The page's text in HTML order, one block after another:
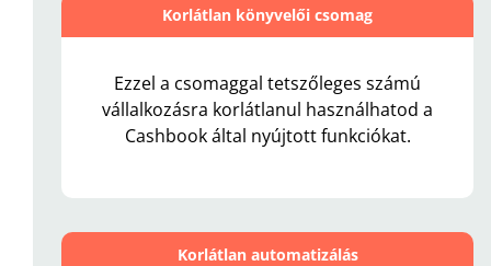
Korlátlan könyvelői csomag
Ezzel a csomaggal tetszőleges számú
vállalkozásra korlátlanul használhatod a
Cashbook által nyújtott funkciókat.
Korlátlan automatizálás